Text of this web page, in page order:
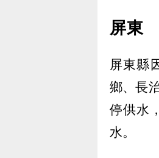
屏東
屏東縣
鄉、長
停供水
水。